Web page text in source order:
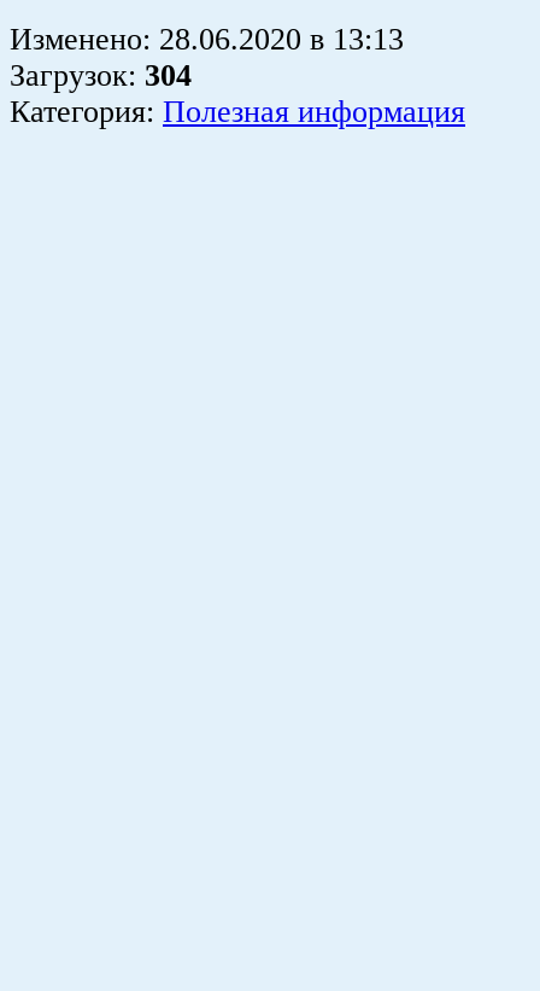
Изменено: 28.06.2020 в 13:13
Загрузок: 304
Категория: Полезная информация